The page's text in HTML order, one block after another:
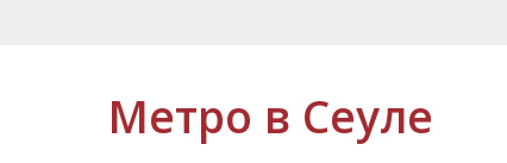
Метро в Сеуле